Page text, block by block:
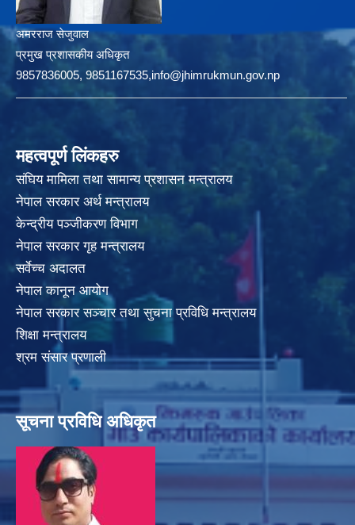
अमरराज सेजुवाल
प्रमुख प्रशासकीय अधिकृत
9857836005, 9851167535,info@jhimrukmun.gov.np
महत्वपूर्ण लिंकहरु
संघिय मामिला तथा सामान्य प्रशासन मन्त्रालय
नेपाल सरकार अर्थ मन्त्रालय
केन्द्रीय पञ्जीकरण विभाग
नेपाल सरकार गृह मन्त्रालय
सर्वेच्च अदालत
नेपाल कानून आयोग
नेपाल सरकार सञ्चार तथा सुचना प्रविधि मन्त्रालय
शिक्षा मन्त्रालय
श्रम संसार प्रणाली
सूचना प्रविधि अधिकृत